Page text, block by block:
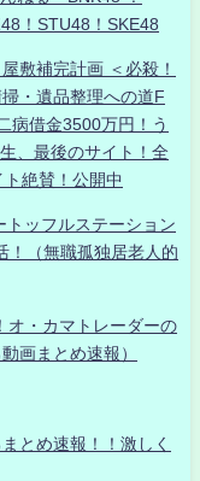
！STU48！SKE48
敷補完計画 ＜必殺！
・遺品整理への道F
病借金3500万円！う
、最後のサイト！全
絶賛！公開中
トッフルステーション
！（無職孤独居老人的
・カマトレーダーの
画まとめ速報）
とめ速報！！激しく